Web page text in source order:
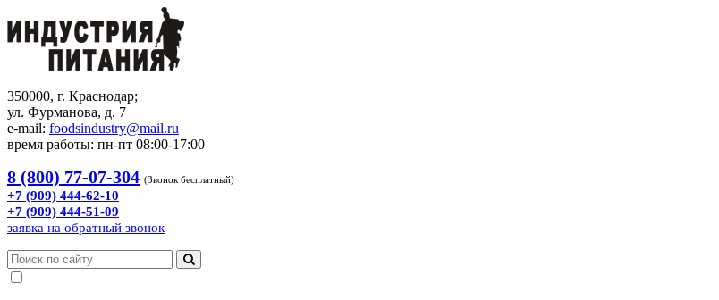
350000, г. Краснодар;
ул. Фурманова, д. 7
e-mail: foodsindustry@mail.ru
время работы: пн-пт 08:00-17:00
8 (800) 77-07-304 (Звонок бесплатный)
+7 (909) 444-62-10
+7 (909) 444-51-09
заявка на обратный звонок